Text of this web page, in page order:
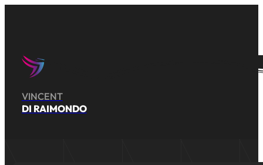
VINCENT
DI RAIMONDO